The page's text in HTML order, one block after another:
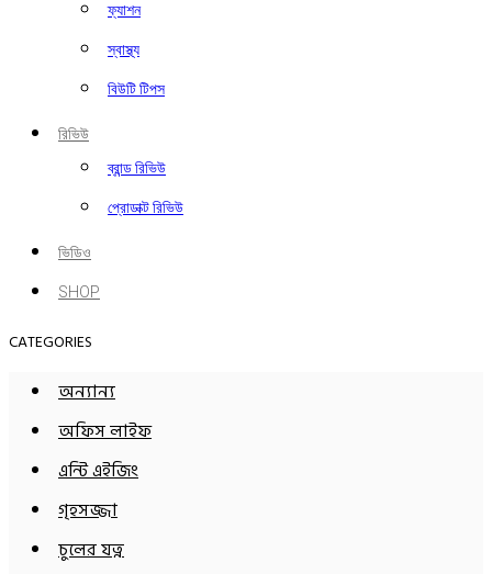
ফ্যাশন
স্বাস্থ্য
বিউটি টিপস
রিভিউ
ব্রান্ড রিভিউ
প্রোডাক্ট রিভিউ
ভিডিও
SHOP
CATEGORIES
অন্যান্য
অফিস লাইফ
এন্টি এইজিং
গৃহসজ্জা
চুলের যত্ন